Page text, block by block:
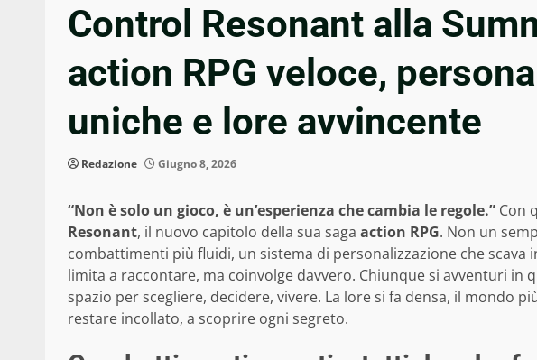
Control Resonant alla
action RPG veloce,
uniche e lore avvincente
Redazione Giugno 8, 2026
“Non è solo un gioco, è un’esperienza che cambia le regole.” Con
Resonant, il nuovo capitolo della sua saga action RPG. Non un
combattimenti più fluidi, un sistema di personalizzazione che scava
limita a raccontare, ma coinvolge davvero. Chiunque si avventuri in
spazio per scegliere, decidere, vivere. La lore si fa densa, il mondo
restare incollato, a scoprire ogni segreto.